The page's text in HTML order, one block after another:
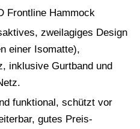
Frontline Hammock
zweilagiges Design
einer Isomatte),
inklusive Gurtband und
funktional, schützt vor
gutes Preis-